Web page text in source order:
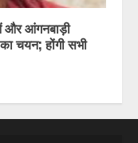
और आंगनबाड़ी
का चयन; होंगी सभी